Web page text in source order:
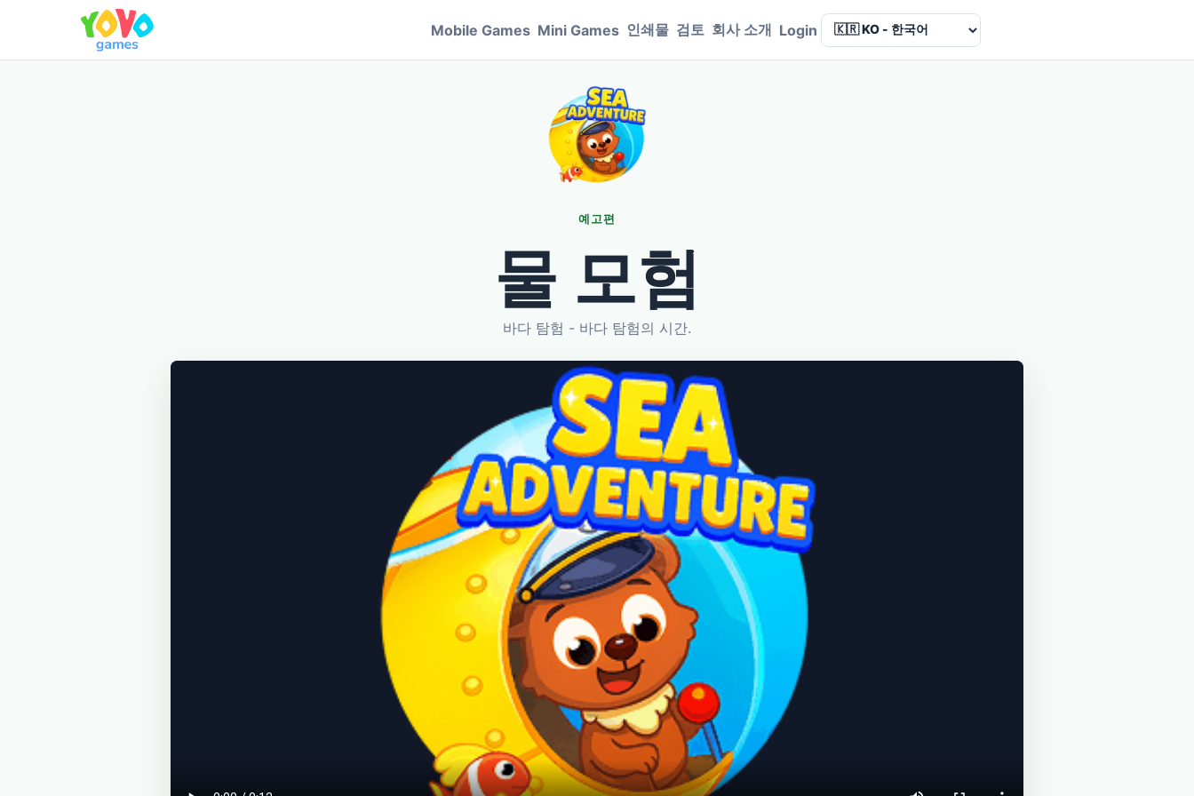
Mobile Games Mini Games 인쇄물 검토 회사 소개 Login Language
예고편
물 모험
바다 탐험 - 바다 탐험의 시간.